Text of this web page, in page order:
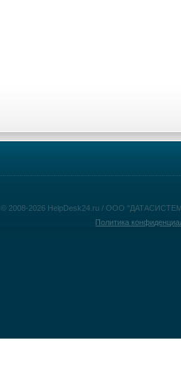
© 2008-2026 HelpDesk24.ru / ООО
Политика